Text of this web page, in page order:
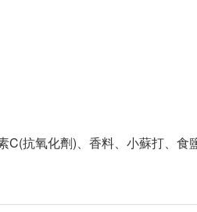
C(抗氧化劑)、香料、小蘇打、食